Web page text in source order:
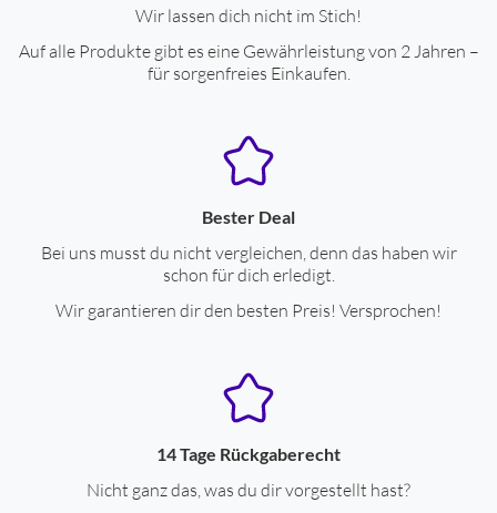
Wir lassen dich nicht im Stich!
Auf alle Produkte gibt es eine Gewährleistung von 2 Jahren –
für sorgenfreies Einkaufen.
Bester Deal
Bei uns musst du nicht vergleichen, denn das haben wir
schon für dich erledigt.
Wir garantieren dir den besten Preis! Versprochen!
14 Tage Rückgaberecht
Nicht ganz das, was du dir vorgestellt hast?